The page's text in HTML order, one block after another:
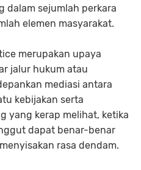
dalam sejumlah perkara
elemen masyarakat.
merupakan upaya
jalur hukum atau
mediasi antara
kebijakan serta
yang kerap melihat, ketika
dapat benar-benar
rasa dendam.